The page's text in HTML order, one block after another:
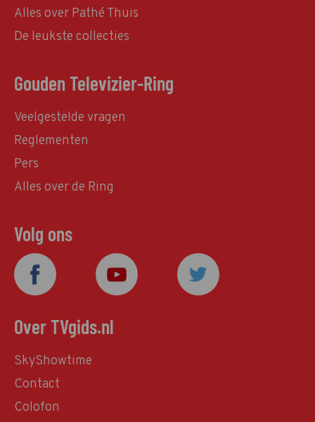
Alles over Pathé Thuis
De leukste collecties
Gouden Televizier-Ring
Veelgestelde vragen
Reglementen
Pers
Alles over de Ring
Volg ons
Over TVgids.nl
SkyShowtime
Contact
Colofon